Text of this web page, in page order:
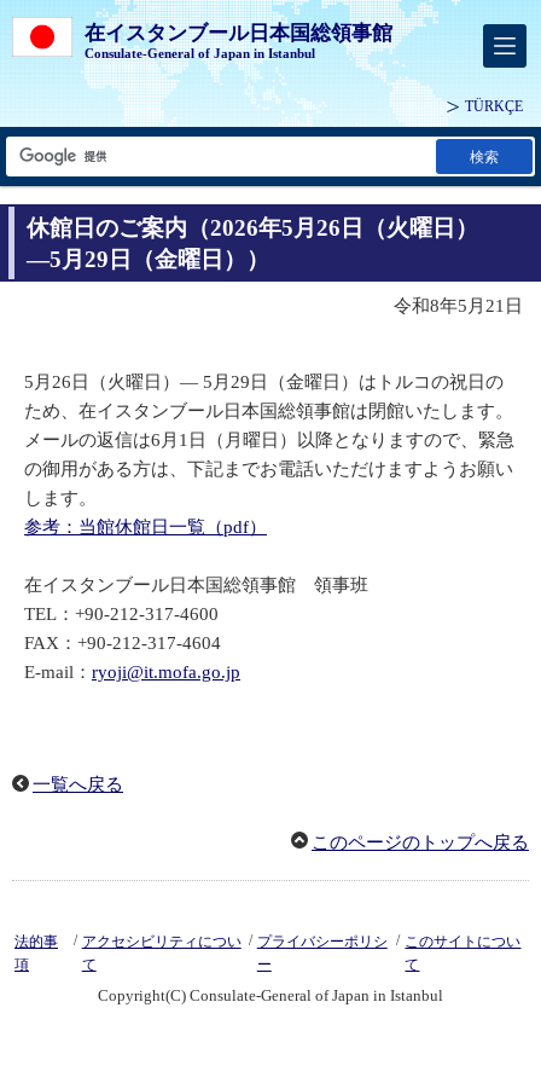
在イスタンブール日本国総領事館
Consulate-General of Japan in Istanbul
TÜRKÇE
検索
休館日のご案内（2026年5月26日（火曜日）
―5月29日（金曜日））
令和8年5月21日
5月26日（火曜日）― 5月29日（金曜日）はトルコの祝日の
ため、在イスタンブール日本国総領事館は閉館いたします。
メールの返信は6月1日（月曜日）以降となりますので、緊急
の御用がある方は、下記までお電話いただけますようお願い
します。
参考：当館休館日一覧（pdf）
在イスタンブール日本国総領事館 領事班
TEL：+90-212-317-4600
FAX：+90-212-317-4604
E-mail： ryoji@it.mofa.go.jp
一覧へ戻る
このページのトップへ戻る
法的事
項
/ アクセシビリティについ
て
/ プライバシーポリシ
ー
/ このサイトについ
て
Copyright(C) Consulate-General of Japan in Istanbul